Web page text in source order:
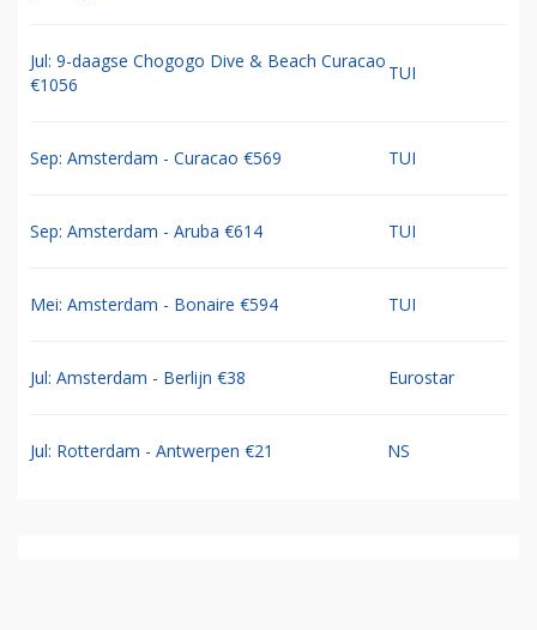
Jul: 9-daagse Chogogo Dive & Beach Curacao
€1056
TUI
Sep: Amsterdam - Curacao €569 TUI
Sep: Amsterdam - Aruba €614 TUI
Mei: Amsterdam - Bonaire €594 TUI
Jul: Amsterdam - Berlijn €38 Eurostar
Jul: Rotterdam - Antwerpen €21 NS